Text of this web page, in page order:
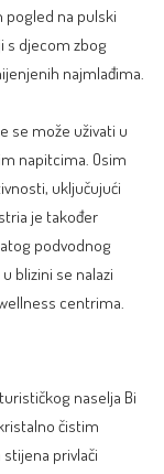
pogled na pulski
s djecom zbog
najmlađima.
se može uživati u
napitcima. Osim
uključujući
je također
podvodnog
blizini se nalazi
centrima.
naselja Bi
čistim
privlači